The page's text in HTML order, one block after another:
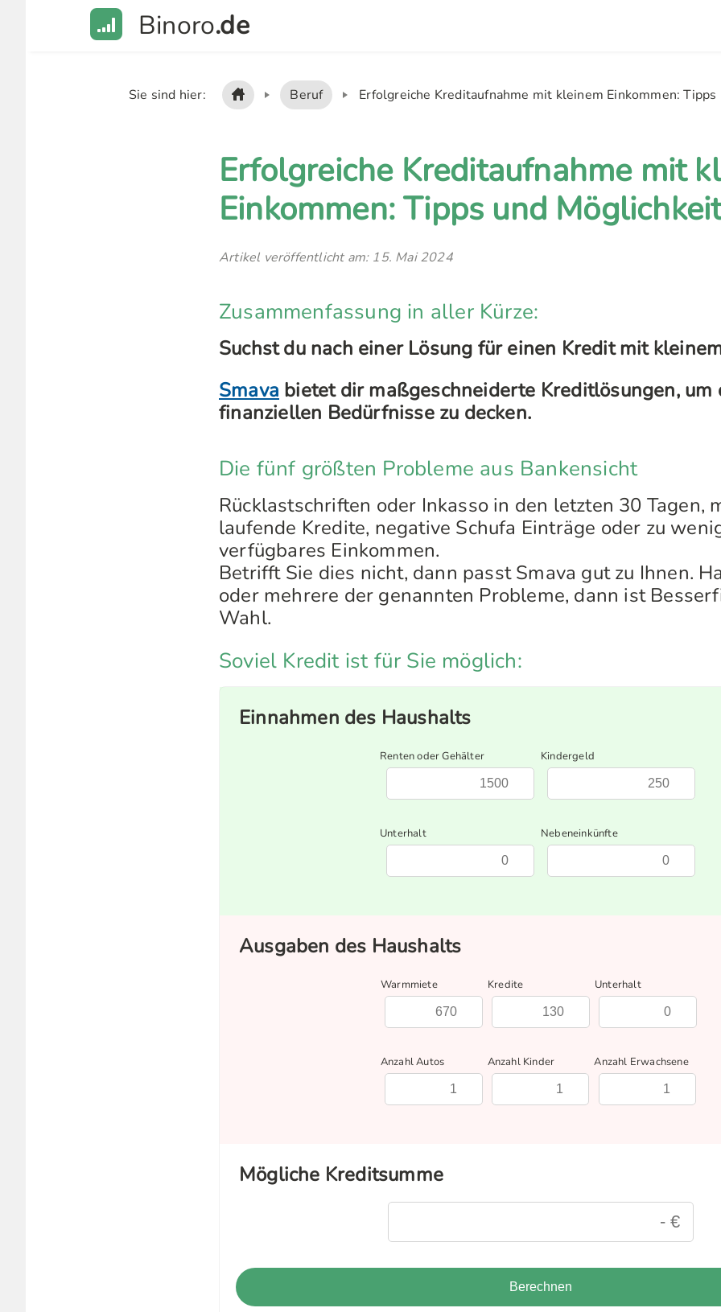
Binoro.de
Sie sind hier: Beruf Erfolgreiche Kreditaufnahme mit kleinem Einkommen:
Erfolgreiche Kreditaufnahme mit
Einkommen: Tipps und
Artikel veröffentlicht am: 15. Mai 2024
Zusammenfassung in aller Kürze:
Suchst du nach einer Lösung für einen Kredit mit
Smava bietet dir maßgeschneiderte Kreditlösungen, um
finanziellen Bedürfnisse zu decken.
Die fünf größten Probleme aus Bankensicht
Rücklastschriften oder Inkasso in den letzten 30 Tagen,
laufende Kredite, negative Schufa Einträge oder zu
verfügbares Einkommen.
Betrifft Sie dies nicht, dann passt Smava gut zu Ihnen.
oder mehrere der genannten Probleme, dann ist
Wahl.
Soviel Kredit ist für Sie möglich:
Einnahmen des Haushalts
Renten oder Gehälter Kindergeld
Unterhalt Nebeneinkünfte
Ausgaben des Haushalts
Warmmiete Kredite Unterhalt
Anzahl Autos Anzahl Kinder Anzahl Erwachsene
Mögliche Kreditsumme
Berechnen